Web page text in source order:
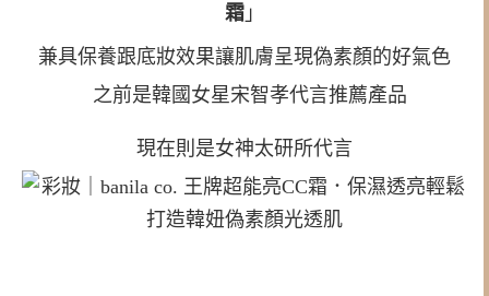
霜 」
兼具保養跟底妝效果讓肌膚呈現偽素顏的好氣色
之前是韓國女星宋智孝代言推薦產品
現在則是女神太研所代言